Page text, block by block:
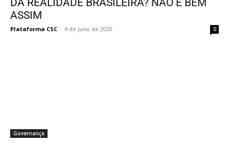
DA REALIDADE BRASILEIRA? NÃO É BEM
ASSIM
Plataforma CSC - 4 de June de 2020 0
Governança